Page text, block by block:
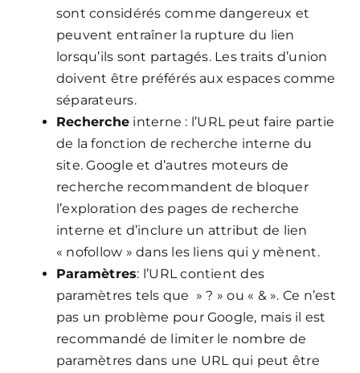
sont considérés comme dangereux et
peuvent entraîner la rupture du lien
lorsqu’ils sont partagés. Les traits d’union
doivent être préférés aux espaces comme
séparateurs.
Recherche interne : l’URL peut faire partie
de la fonction de recherche interne du
site. Google et d’autres moteurs de
recherche recommandent de bloquer
l’exploration des pages de recherche
interne et d’inclure un attribut de lien
« nofollow » dans les liens qui y mènent.
Paramètres: l’URL contient des
paramètres tels que » ? » ou « & ». Ce n’est
pas un problème pour Google, mais il est
recommandé de limiter le nombre de
paramètres dans une URL qui peut être